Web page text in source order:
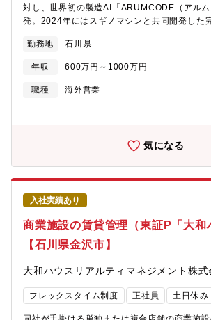
対し、世界初の製造AI「ARUMCODE（アル
発。2024年にはスギノマシンと共同開発した
ジションでは、国内外の法人顧客に対する営業
務をお任せします。【職務内容】■製造業向け
ソフトウェア／自動加工装置）の営業活動（
出展、セミナー、販促企画の準備・実施■海外
ーズの収集・分析、顧客との技術折衝（開発
展への同行や現地対応あり【魅力】■世界初の
AI「ARUMCODE」を開発し、属人化・人手不
根本課題に挑戦している企業です■スギノマシ
完全自動切削加工機「TTMC」を2024年より
置の融合領域へ事業拡大中今後はアメリカ・イ
場への本格進出を視野に入れています。■中期
視野に入れた経営体制構築中。■WLB充実：年
ほぼなし。一部リモートワーク可、高速通勤可
要】■ARUMCODEとは多品種少量生産の精密
ーション。図面1枚あたり1～2時間かかってい
短縮。見積・指示書・NCコードまで自動生成
「CEATEC AWARD デジタル大臣賞」「起業
勤務地 石川県
年収 600万円～1000万円
職種
海外営業
気になる
入社実績あり
商業施設の賃貸管理（東証P「大和
【石川県金沢市】
大和ハウスリアルティマネジメント株式
フレックスタイム制度 正社員 土日休み